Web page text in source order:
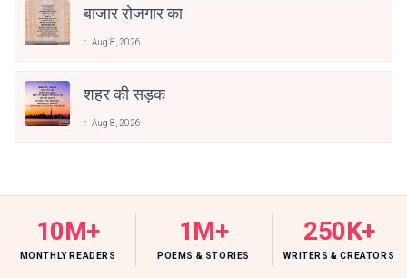
बाजार रोजगार का
Aug 8, 2026
शहर की सड़क
Aug 8, 2026
10M+
MONTHLY READERS
1M+
POEMS & STORIES
250K+
WRITERS & CREATORS